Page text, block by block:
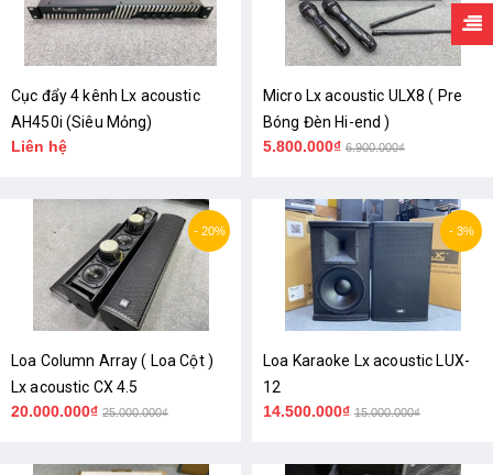
Cục đẩy 4 kênh Lx acoustic
AH450i (Siêu Mỏng)
Liên hệ
Micro Lx acoustic ULX8 ( Pre
Bóng Đèn Hi-end )
5.800.000₫ 6.900.000₫
- 20%
Loa Column Array ( Loa Cột )
Lx acoustic CX 4.5
20.000.000₫ 25.000.000₫
- 3%
Loa Karaoke Lx acoustic LUX-
12
14.500.000₫ 15.000.000₫